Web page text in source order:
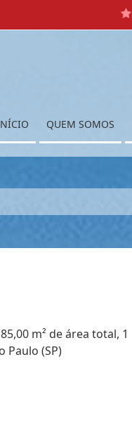
QUEM SOMOS
m² de área total, 1
Paulo (SP)